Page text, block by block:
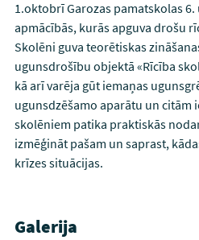
1.oktobrī Garozas pamatskolas
apmācībās, kurās apguva drošu
Skolēni guva teorētiskas
ugunsdrošību objektā «Rīcība
kā arī varēja gūt iemaņas
ugunsdzēšamo aparātu un citām
skolēniem patika praktiskās
izmēģināt pašam un saprast,
krīzes situācijas.
Galerija